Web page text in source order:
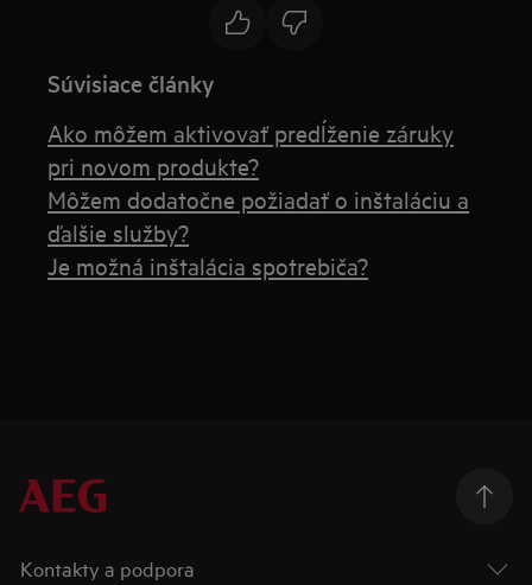
Súvisiace články
Ako môžem aktivovať predĺženie záruky
pri novom produkte?
Môžem dodatočne požiadať o inštaláciu a
ďalšie služby?
Je možná inštalácia spotrebiča?
Kontakty a podpora